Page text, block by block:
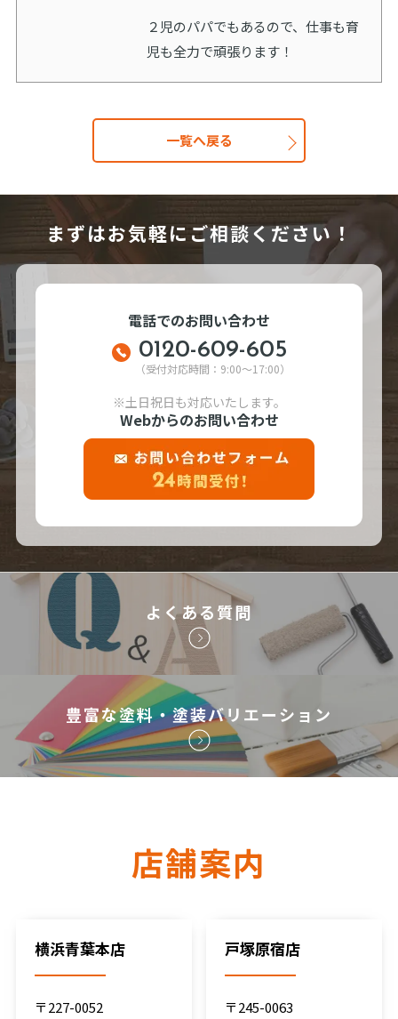
２児のパパでもあるので、仕事も育
児も全力で頑張ります！
一覧へ戻る
まずはお気軽にご相談ください！
電話でのお問い合わせ
0120-609-605
（受付対応時間：9:00～17:00）
※土日祝日も対応いたします。
Webからのお問い合わせ
よくある質問
豊富な塗料・塗装バリエーション
店舗案内
横浜青葉本店
〒227-0052
戸塚原宿店
〒245-0063